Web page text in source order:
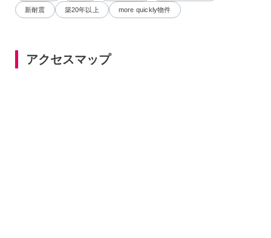
新耐震 築20年以上 more quickly物件
アクセスマップ